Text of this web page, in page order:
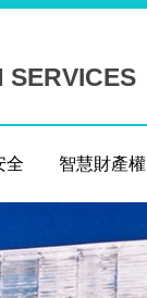
SERVICES
全 智慧財產權